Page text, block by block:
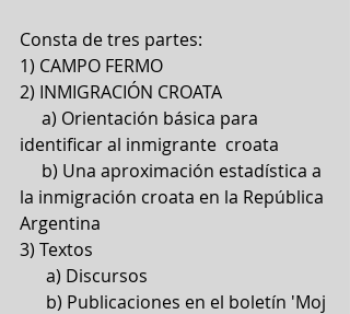
Consta de tres partes:
1) CAMPO FERMO
2) INMIGRACIÓN CROATA
identificar al inmigrante  croata
la inmigración croata en la República
Argentina
3) Textos
      a) Discursos